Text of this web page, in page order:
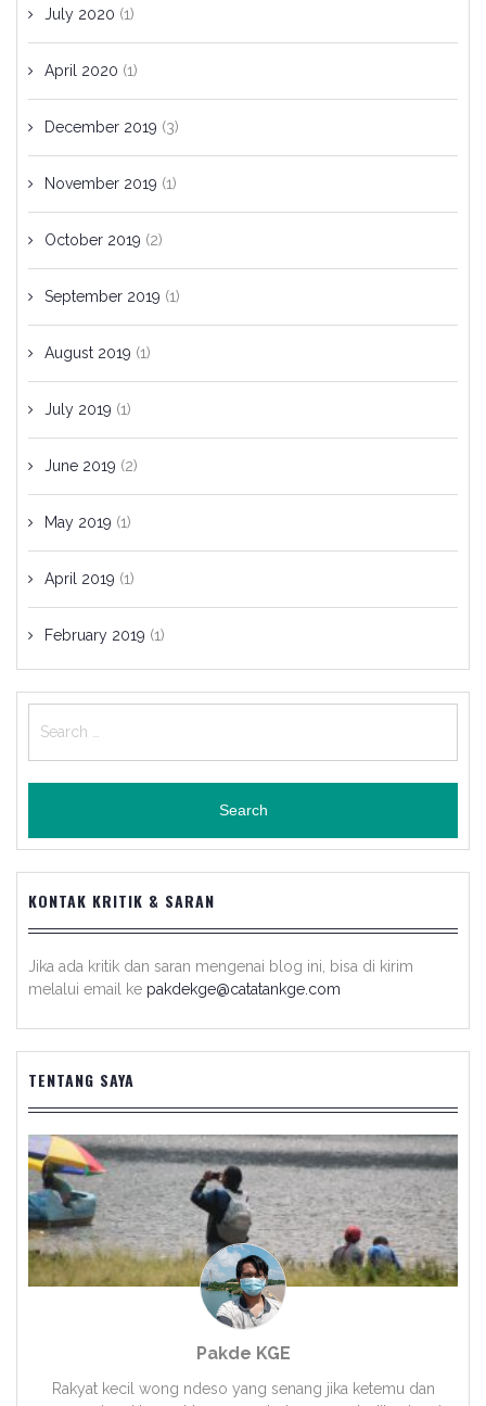
July 2020 (1)
April 2020 (1)
December 2019 (3)
November 2019 (1)
October 2019 (2)
September 2019 (1)
August 2019 (1)
July 2019 (1)
June 2019 (2)
May 2019 (1)
April 2019 (1)
February 2019 (1)
for:
KONTAK KRITIK & SARAN
Jika ada kritik dan saran mengenai blog ini, bisa di kirim
melalui email ke pakdekge@catatankge.com
TENTANG SAYA
Pakde KGE
Rakyat kecil wong ndeso yang senang jika ketemu dan